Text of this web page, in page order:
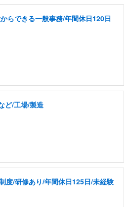
らできる一般事務/年間休日120日
ど/工場/製造
度/研修あり/年間休日125日/未経験